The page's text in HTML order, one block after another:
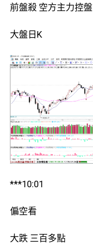
前盤殺 空方主力控盤
大盤日K
***10:01
偏空看
大跌 三百多點